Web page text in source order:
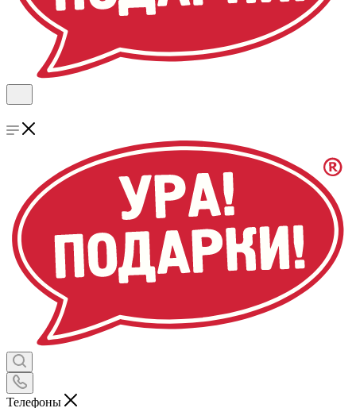
Телефоны